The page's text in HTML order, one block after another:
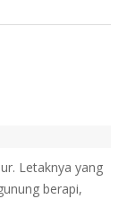
Letaknya yang
berapi,